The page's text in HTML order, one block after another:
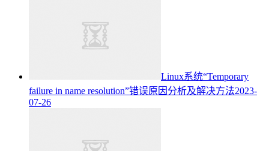
Linux系统“Temporary
failure in name resolution”错误原因分析及解决方法2023-
07-26